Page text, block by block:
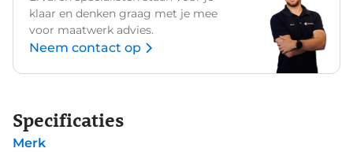
klaar en denken graag met je mee
voor maatwerk advies.
Neem contact op
Specificaties
Merk